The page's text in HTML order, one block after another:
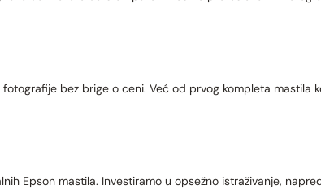
bez brige o ceni. Već od prvog kompleta mastila
Epson mastila. Investiramo u opsežno istraživanje,